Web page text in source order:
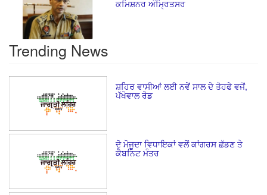
ਕਮਿਸ਼ਨਰ ਅੰਮ੍ਰਿਤਸਰ
Trending News
ਸ਼ਹਿਰ ਵਾਸੀਆਂ ਲਈ ਨਵੇਂ ਸਾਲ ਦੇ ਤੋਹਫੇ ਵਜੋਂ,
ਪੱਖੋਵਾਲ ਰੋਡ
ਦੋ ਮੋਜੂਦਾ ਵਿਧਾਇਕਾਂ ਵਲੋਂ ਕਾਂਗਰਸ ਛੱਡਣ ਤੇ
ਕੈਬਨਿਟ ਮੰਤਰ